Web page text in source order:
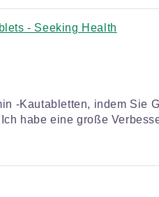
- Seeking Health
-Kautabletten, indem Sie
habe eine große